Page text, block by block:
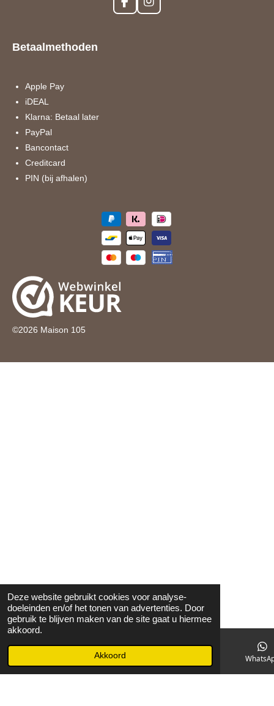
Deze website gebruikt cookies voor analyse-
doeleinden en/of het tonen van advertenties. Door
gebruik te blijven maken van de site gaat u hiermee
akkoord.
Akkoord
F
a
I
n
Betaalmethoden
Apple Pay
iDEAL
Klarna: Betaal later
PayPal
Bancontact
Creditcard
PIN (bij afhalen)
©2026 Maison 105